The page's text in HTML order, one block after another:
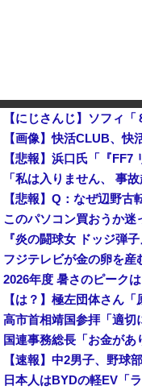
このパソコン買おうか迷
2026年度 暑さのピーク
高市首相靖国参拝「適